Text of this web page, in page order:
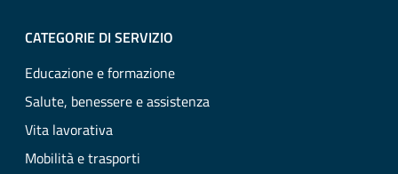
CATEGORIE DI SERVIZIO
Educazione e formazione
Salute, benessere e assistenza
Vita lavorativa
Mobilità e trasporti